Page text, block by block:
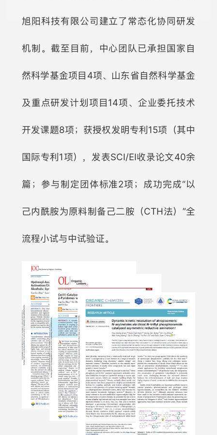
旭阳科技有限公司建立了常态化协同研发
机制。截至目前，中心团队已承担国家自
然科学基金项目4项、山东省自然科学基金
及重点研发计划项目14项、企业委托技术
开发课题8项；获授权发明专利15项（其中
国际专利1项），发表SCI/EI收录论文40余
篇；参与制定团体标准2项；成功完成“以
己内酰胺为原料制备己二胺（CTH法）”全
流程小试与中试验证。